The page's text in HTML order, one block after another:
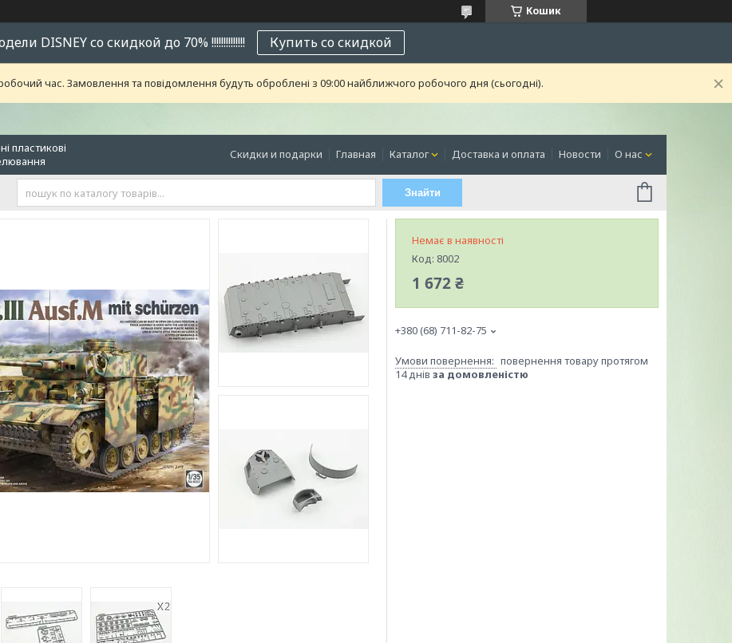
Кошик
DISNEY со скидкой до 70% !!!!!!!!!!!!!! Купить со скидкой
час. Замовлення та повідомлення будуть оброблені з 09:00 найближчого робочого дня (сьогодні).
пластикові
Скидки и подарки Главная Каталог Доставка и оплата Новости О нас
Знайти
Немає в наявності
Код: 8002
1 672 ₴
+380 (68) 711-82-75
повернення товару протягом
14 днів за домовленістю